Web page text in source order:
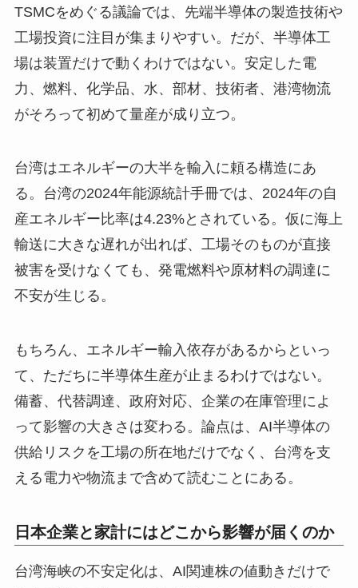
TSMCをめぐる議論では、先端半導体の製造技術や
工場投資に注目が集まりやすい。だが、半導体工
場は装置だけで動くわけではない。安定した電
力、燃料、化学品、水、部材、技術者、港湾物流
がそろって初めて量産が成り立つ。
台湾はエネルギーの大半を輸入に頼る構造にあ
る。台湾の2024年能源統計手冊では、2024年の自
産エネルギー比率は4.23%とされている。仮に海上
輸送に大きな遅れが出れば、工場そのものが直接
被害を受けなくても、発電燃料や原材料の調達に
不安が生じる。
もちろん、エネルギー輸入依存があるからといっ
て、ただちに半導体生産が止まるわけではない。
備蓄、代替調達、政府対応、企業の在庫管理によ
って影響の大きさは変わる。論点は、AI半導体の
供給リスクを工場の所在地だけでなく、台湾を支
える電力や物流まで含めて読むことにある。
日本企業と家計にはどこから影響が届くのか
台湾海峡の不安定化は、AI関連株の値動きだけで